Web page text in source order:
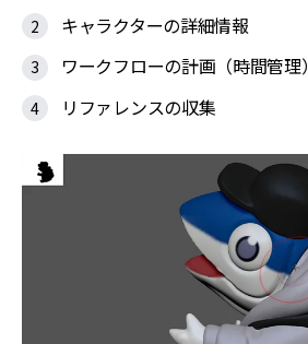
キャラクターの詳細情報
ワークフローの計画（時間管理）
リファレンスの収集